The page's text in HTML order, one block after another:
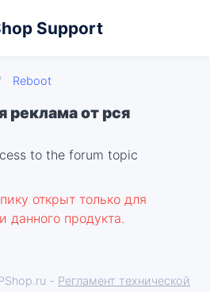
Support
Reboot
реклама от рся
to the forum topic
открыт только для
данного продукта.
- Регламент технической